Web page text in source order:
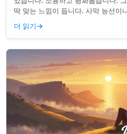
딱 맞는 느낌이 듭니다. 사막 능선이
일출 하이킹은 평범한 아침을...
더 읽기→